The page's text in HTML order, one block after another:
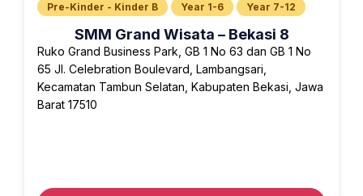
Pre-Kinder - Kinder B Year 1-6 Year 7-12
SMM Grand Wisata – Bekasi 8
Ruko Grand Business Park, GB 1 No 63 dan GB 1 No
65 Jl. Celebration Boulevard, Lambangsari,
Kecamatan Tambun Selatan, Kabupaten Bekasi, Jawa
Barat 17510